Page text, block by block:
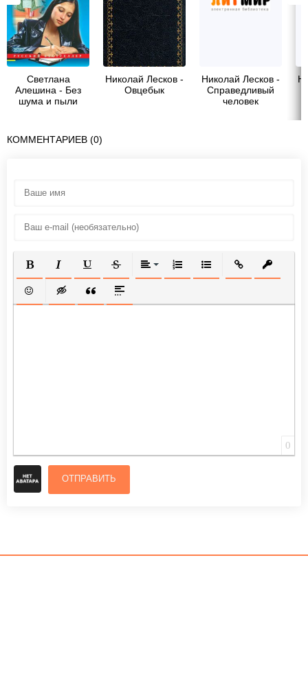
Светлана
Алешина - Без
шума и пыли
Николай Лесков -
Овцебык
Николай Лесков -
Справедливый
человек
КОММЕНТАРИЕВ (0)
ПОЛУЖИРНЫЙ
КУРСИВПОДЧЕРКНУТЫЙ
ЗАЧЕРКНУТЫЙВЫРАВНИВАНИЕ
НУМЕРОВАННЫЙ СПИСОК
МАРКИРОВАННЫЙ
ВСТАВИТЬ
ВСТАВИТЬ СМАЙЛИК
ВСТАВКА СКРЫТОГО ТЕКСТА
ВСТАВКА ЦИТАТЫ
ВСТАВКА СПОЙЛЕРА
0
ОТПРАВИТЬ